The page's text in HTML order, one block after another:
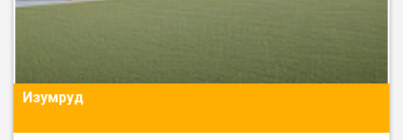
Изумруд